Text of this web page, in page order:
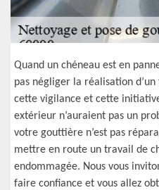
Quand un chéneau est en
pas négliger la réalisation
cette vigilance et cette
extérieur n’auraient pas un
votre gouttière n’est pas
mettre en route un travail de
endommagée. Nous vous
faire confiance et vous allez